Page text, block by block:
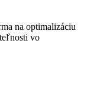
na optimalizáciu
vo